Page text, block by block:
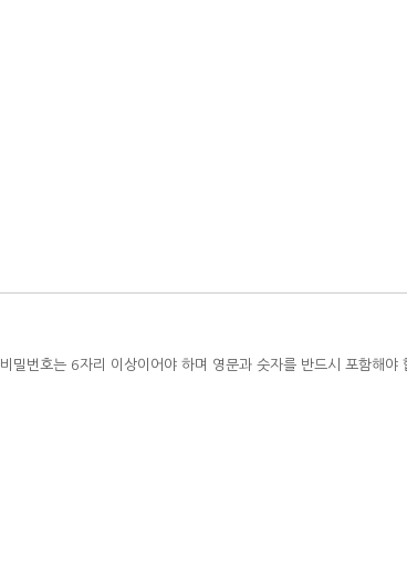
비밀번호는 6자리 이상이어야 하며 영문과 숫자를 반드시 포함해야